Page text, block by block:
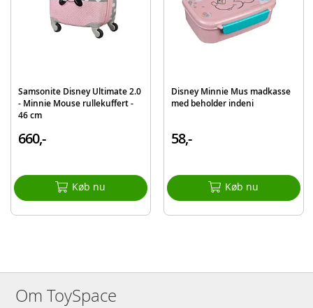
Samsonite Disney Ultimate 2.0
- Minnie Mouse rullekuffert -
46 cm
660,-
Køb nu
Disney Minnie Mus madkasse
med beholder indeni
58,-
Køb nu
Om ToySpace